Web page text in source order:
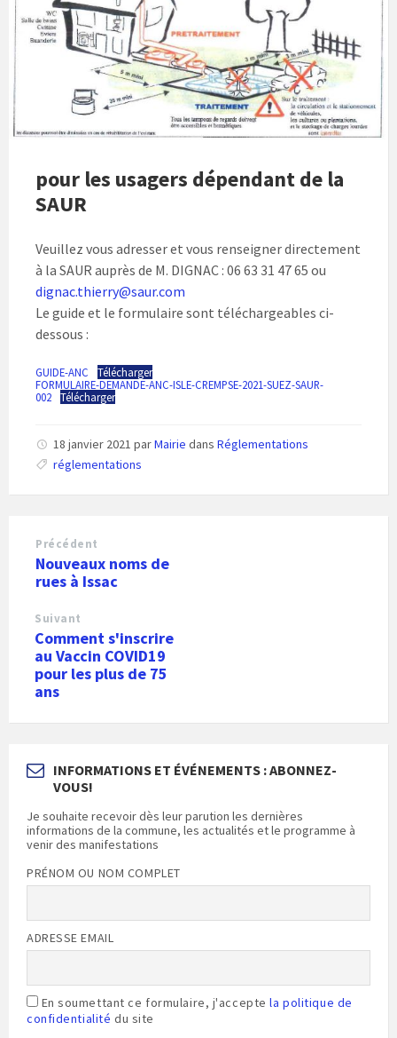
pour les usagers dépendant de la
SAUR
Veuillez vous adresser et vous renseigner directement
à la SAUR auprès de M. DIGNAC : 06 63 31 47 65 ou
dignac.thierry@saur.com
Le guide et le formulaire sont téléchargeables ci-
dessous :
GUIDE-ANC
Télécharger
FORMULAIRE-DEMANDE-ANC-ISLE-CREMPSE-2021-SUEZ-SAUR-
002
Télécharger
18 janvier 2021 parMairie dans Réglementations
réglementations
Précédent
Nouveaux noms de
rues à Issac
Suivant
Comment s'inscrire
au Vaccin COVID19
pour les plus de 75
ans
INFORMATIONS ET ÉVÉNEMENTS : ABONNEZ-
VOUS!
Je souhaite recevoir dès leur parution les dernières
informations de la commune, les actualités et le programme à
venir des manifestations
PRÉNOM OU NOM COMPLET
ADRESSE EMAIL
En soumettant ce formulaire, j'acceptela politique de
confidentialité du site